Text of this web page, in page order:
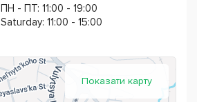
ПН - ПТ: 11:00 - 19:00
Saturday: 11:00 - 15:00
Показати карту